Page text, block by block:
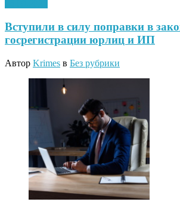
Вступили в силу поправки в
госрегистрации юрлиц и ИП
Автор Krimes в Без рубрики